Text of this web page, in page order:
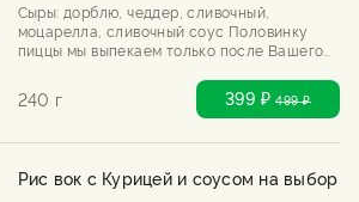
Сыры: дорблю, чеддер, сливочный,
моцарелла, сливочный соус Половинку
пиццы мы выпекаем только после Вашего
на самовывоз и день рождения
240 г 399 ₽ 499₽
Рис вок с Курицей и соусом на выбор